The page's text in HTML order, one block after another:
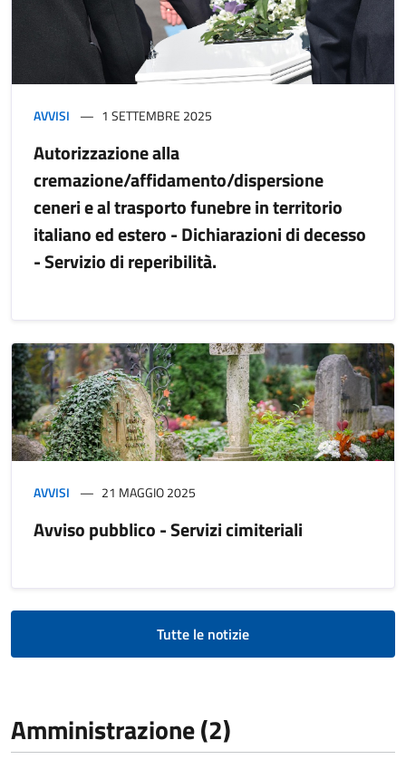
AVVISI 1 SETTEMBRE 2025
Autorizzazione alla
cremazione/affidamento/dispersione
ceneri e al trasporto funebre in territorio
italiano ed estero - Dichiarazioni di decesso
- Servizio di reperibilità.
AVVISI 21 MAGGIO 2025
Avviso pubblico - Servizi cimiteriali
Tutte le notizie
Amministrazione (2)